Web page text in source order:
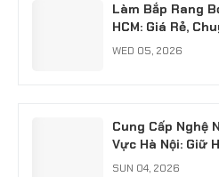
Làm Bắp Rang
HCM: Giá Rẻ,
VAT
WED 05, 2026
Cung Cấp Nghệ
Vực Hà Nội: Giữ
Kiện
SUN 04, 2026